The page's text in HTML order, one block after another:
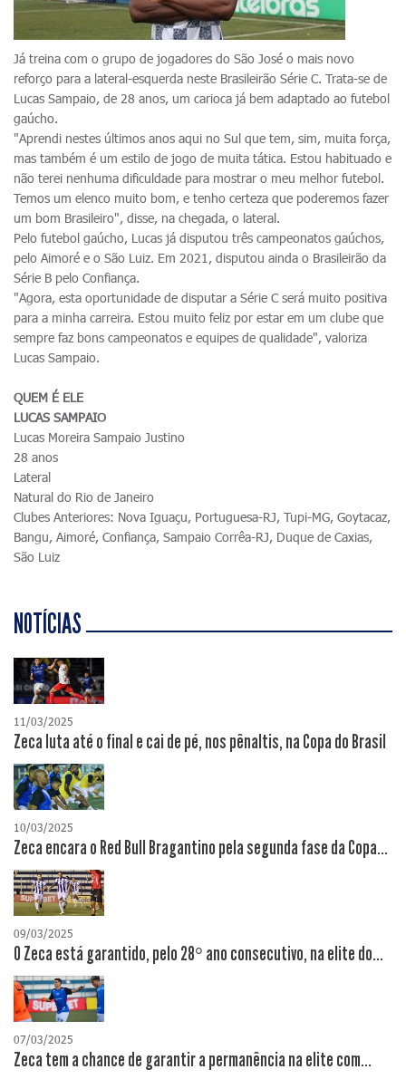
Já treina com o grupo de jogadores do São José o mais novo
reforço para a lateral-esquerda neste Brasileirão Série C. Trata-se de
Lucas Sampaio, de 28 anos, um carioca já bem adaptado ao futebol
gaúcho.
"Aprendi nestes últimos anos aqui no Sul que tem, sim, muita força,
mas também é um estilo de jogo de muita tática. Estou habituado e
não terei nenhuma dificuldade para mostrar o meu melhor futebol.
Temos um elenco muito bom, e tenho certeza que poderemos fazer
um bom Brasileiro", disse, na chegada, o lateral.
Pelo futebol gaúcho, Lucas já disputou três campeonatos gaúchos,
pelo Aimoré e o São Luiz. Em 2021, disputou ainda o Brasileirão da
Série B pelo Confiança.
"Agora, esta oportunidade de disputar a Série C será muito positiva
para a minha carreira. Estou muito feliz por estar em um clube que
sempre faz bons campeonatos e equipes de qualidade", valoriza
Lucas Sampaio.
QUEM É ELE
LUCAS SAMPAIO
Lucas Moreira Sampaio Justino
28 anos
Lateral
Natural do Rio de Janeiro
Clubes Anteriores: Nova Iguaçu, Portuguesa-RJ, Tupi-MG, Goytacaz,
Bangu, Aimoré, Confiança, Sampaio Corrêa-RJ, Duque de Caxias,
São Luiz
NOTÍCIAS
11/03/2025
Zeca luta até o final e cai de pé, nos pênaltis, na Copa do Brasil
10/03/2025
Zeca encara o Red Bull Bragantino pela segunda fase da Copa...
09/03/2025
O Zeca está garantido, pelo 28° ano consecutivo, na elite do...
07/03/2025
Zeca tem a chance de garantir a permanência na elite com...